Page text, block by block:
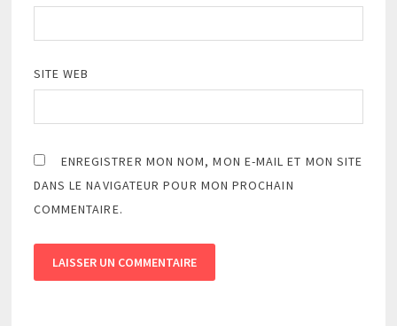
SITE WEB
ENREGISTRER MON NOM, MON E-MAIL ET MON SITE
DANS LE NAVIGATEUR POUR MON PROCHAIN
COMMENTAIRE.